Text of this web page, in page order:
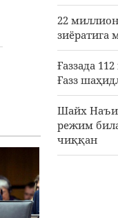
22
зиёратига
Ғаззада
Ғазз
Шайх
режим
чиққан